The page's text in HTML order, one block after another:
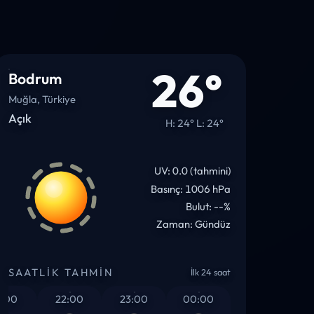
Bodrum
Muğla, Türkiye
Açık 26°
H: 24° L: 24°
UV: 0.0 (tahmini)
Basınç: 1006 hPa
Bulut: --%
Zaman: Gündüz
SAATLIK TAHMIN İlk 24 saat
22:00 23:00 00:00